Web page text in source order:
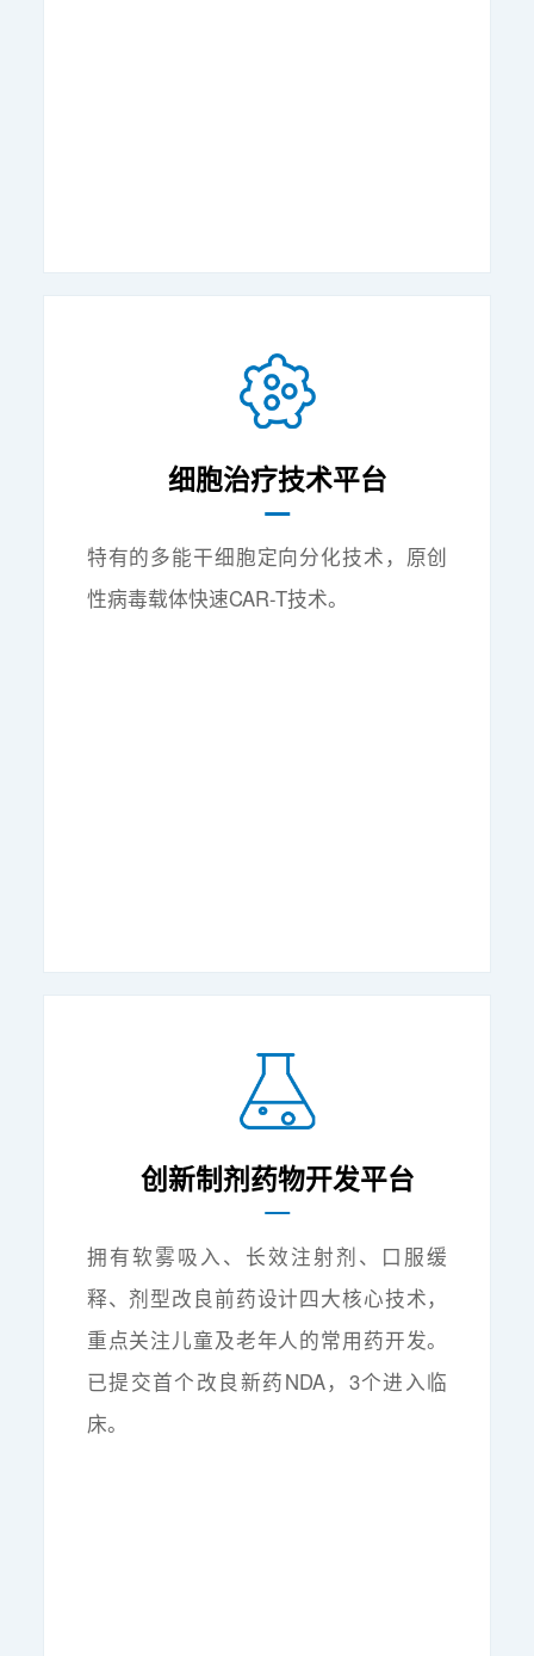
细胞治疗技术平台
特有的多能干细胞定向分化技术，原创
性病毒载体快速CAR-T技术。
创新制剂药物开发平台
拥有软雾吸入、长效注射剂、口服缓
释、剂型改良前药设计四大核心技术，
重点关注儿童及老年人的常用药开发。
已提交首个改良新药NDA，3个进入临
床。